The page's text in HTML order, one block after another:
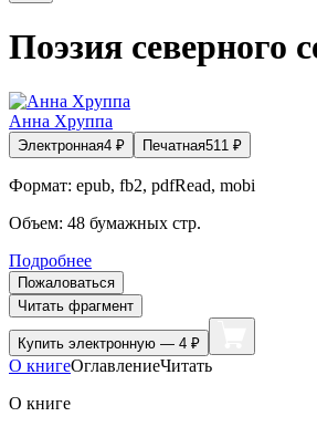
Поэзия северного
Анна Хруппа
Электронная4 ₽ Печатная511 ₽
Формат: epub, fb2, pdfRead, mobi
Объем: 48 бумажных стр.
Подробнее
Пожаловаться
Читать фрагмент
Купить электронную — 4 ₽
О книгеОглавлениеЧитать
О книге